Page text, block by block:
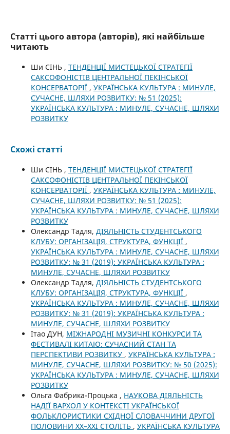
Статті цього автора (авторів), які найбільше
читають
Ши СІНЬ , ТЕНДЕНЦІЇ МИСТЕЦЬКОЇ СТРАТЕГІЇ
САКСОФОНІСТІВ ЦЕНТРАЛЬНОЇ ПЕКІНСЬКОЇ
КОНСЕРВАТОРІЇ , УКРАЇНСЬКА КУЛЬТУРА : МИНУЛЕ,
СУЧАСНЕ, ШЛЯХИ РОЗВИТКУ: № 51 (2025):
УКРАЇНСЬКА КУЛЬТУРА : МИНУЛЕ, СУЧАСНЕ, ШЛЯХИ
РОЗВИТКУ
Схожі статті
Ши СІНЬ , ТЕНДЕНЦІЇ МИСТЕЦЬКОЇ СТРАТЕГІЇ
САКСОФОНІСТІВ ЦЕНТРАЛЬНОЇ ПЕКІНСЬКОЇ
КОНСЕРВАТОРІЇ , УКРАЇНСЬКА КУЛЬТУРА : МИНУЛЕ,
СУЧАСНЕ, ШЛЯХИ РОЗВИТКУ: № 51 (2025):
УКРАЇНСЬКА КУЛЬТУРА : МИНУЛЕ, СУЧАСНЕ, ШЛЯХИ
РОЗВИТКУ
Олександр Тадля, ДІЯЛЬНІСТЬ СТУДЕНТСЬКОГО
КЛУБУ: ОРГАНІЗАЦІЯ, СТРУКТУРА, ФУНКЦІЇ ,
УКРАЇНСЬКА КУЛЬТУРА : МИНУЛЕ, СУЧАСНЕ, ШЛЯХИ
РОЗВИТКУ: № 31 (2019): УКРАЇНСЬКА КУЛЬТУРА :
МИНУЛЕ, СУЧАСНЕ, ШЛЯХИ РОЗВИТКУ
Олександр Тадля, ДІЯЛЬНІСТЬ СТУДЕНТСЬКОГО
КЛУБУ: ОРГАНІЗАЦІЯ, СТРУКТУРА, ФУНКЦІЇ ,
УКРАЇНСЬКА КУЛЬТУРА : МИНУЛЕ, СУЧАСНЕ, ШЛЯХИ
РОЗВИТКУ: № 31 (2019): УКРАЇНСЬКА КУЛЬТУРА :
МИНУЛЕ, СУЧАСНЕ, ШЛЯХИ РОЗВИТКУ
Ітао ДУН, МІЖНАРОДНІ МУЗИЧНІ КОНКУРСИ ТА
ФЕСТИВАЛІ КИТАЮ: СУЧАСНИЙ СТАН ТА
ПЕРСПЕКТИВИ РОЗВИТКУ , УКРАЇНСЬКА КУЛЬТУРА :
МИНУЛЕ, СУЧАСНЕ, ШЛЯХИ РОЗВИТКУ: № 50 (2025):
УКРАЇНСЬКА КУЛЬТУРА : МИНУЛЕ, СУЧАСНЕ, ШЛЯХИ
РОЗВИТКУ
Ольга Фабрика-Процька , НАУКОВА ДІЯЛЬНІСТЬ
НАДІЇ ВАРХОЛ У КОНТЕКСТІ УКРАЇНСЬКОЇ
ФОЛЬКЛОРИСТИКИ СХІДНОЇ СЛОВАЧЧИНИ ДРУГОЇ
ПОЛОВИНИ ХХ–ХХІ СТОЛІТЬ , УКРАЇНСЬКА КУЛЬТУРА